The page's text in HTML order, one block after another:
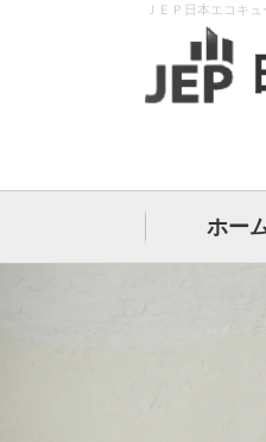
ＪＥＰ日本エコキ
ホー